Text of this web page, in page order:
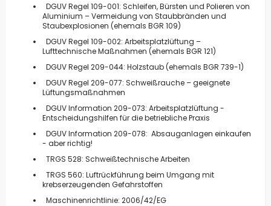
DGUV Regel 109-001: Schleifen, Bürsten und Polieren von
Aluminium – Vermeidung von Staubbränden und
Staubexplosionen (ehemals BGR 109)
DGUV Regel 109-002: Arbeitsplatzlüftung –
Lufttechnische Maßnahmen (ehemals BGR 121)
DGUV Regel 209-044: Holzstaub (ehemals BGR 739-1)
DGUV Regel 209-077: Schweißrauche – geeignete
Lüftungsmaßnahmen
DGUV Information 209-073: Arbeitsplatzlüftung -
Entscheidungshilfen für die betriebliche Praxis
DGUV Information 209-078: Absauganlagen einkaufen
- aber richtig!
TRGS 528: Schweißtechnische Arbeiten
TRGS 560: Luftrückführung beim Umgang mit
krebserzeugenden Gefahrstoffen
Maschinenrichtlinie: 2006/42/EG